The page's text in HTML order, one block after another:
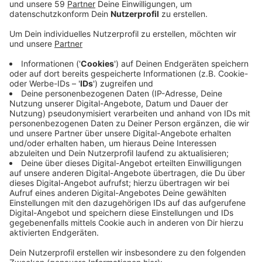
Anzeige
Demnach kommt das Lukaskrankenhaus in Neuss unter
die Top 100 der besten Krankenhäuser in ganz
Deutschland - es liegt auf Rang 96. Auch bei den
Fachabteilungen schneiden die Krankenhäuser im
Kreisgebiet gut ab. So sind aus dem Lukaskrankenhaus
mehrere Bereiche ausgezeichnet worden: Zum Beispiel
die Kardiologie oder die Urologische Klinik. Am
Krankenhaus in Dormagen ist die Frauenklinik unter
Deutschlands Top Kliniken aufgeführt. Und auch das
Johanna-Etienne Krankenhaus in Neuss steht auf der
Liste: mit der Neurologie, der Orthopädie, der
Unfallchirurgie und der Sportmedizin. Das St.
Elisabeth-Hospital Meerbusch-Lank ist eine Top-Klink
für die Orthopädie und das Neusser Alexius/Josef